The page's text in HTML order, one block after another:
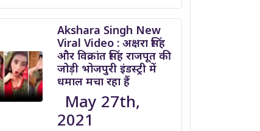
Akshara Singh New
Viral Video : अक्षरा सिंह
और विक्रांत सिंह राजपूत की
जोड़ी भोजपुरी इंडस्ट्री में
धमाल मचा रहा हैं
May 27th,
2021